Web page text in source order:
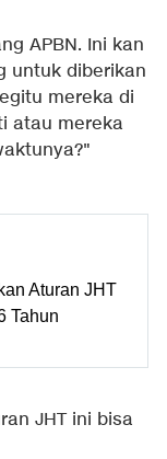
APBN. Ini kan
untuk diberikan
mereka di
atau mereka
Aturan JHT
Tahun
JHT ini bisa